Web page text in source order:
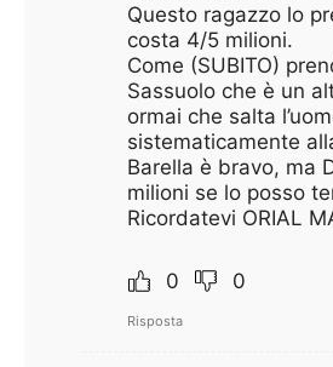
Questo ragazzo lo
costa 4/5 milioni.
Come (SUBITO)
Sassuolo che è un
ormai che salta
sistematicamente
Barella è bravo, ma
milioni se lo posso
Ricordatevi ORIAL
0 0
Risposta